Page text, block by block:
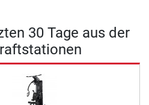
30 Tage aus der